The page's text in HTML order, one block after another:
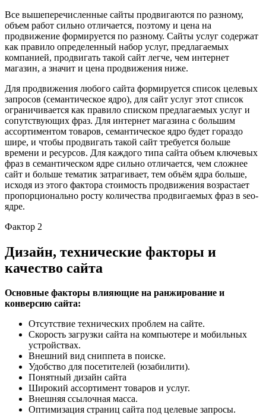
Все вышеперечисленные сайты продвигаются по разному,
объем работ сильно отличается, поэтому и цена на
продвижение формируется по разному. Сайты услуг содержат
как правило определенный набор услуг, предлагаемых
компанией, продвигать такой сайт легче, чем интернет
магазин, а значит и цена продвижения ниже.
Для продвижения любого сайта формируется список целевых
запросов (семантическое ядро), для сайт услуг этот список
ограничивается как правило списком предлагаемых услуг и
сопутствующих фраз. Для интернет магазина с большим
ассортиментом товаров, семантическое ядро будет гораздо
шире, и чтобы продвигать такой сайт требуется больше
времени и ресурсов. Для каждого типа сайта объем ключевых
фраз в семантическом ядре сильно отличается, чем сложнее
сайт и больше тематик затрагивает, тем объём ядра больше,
исходя из этого фактора стоимость продвижения возрастает
пропорционально росту количества продвигаемых фраз в seo-
ядре.
Фактор 2
Дизайн, технические факторы и
качество сайта
Основные факторы влияющие на ранжирование и
конверсию сайта:
Отсутствие технических проблем на сайте.
Скорость загрузки сайта на компьютере и мобильных
устройствах.
Внешний вид сниппета в поиске.
Удобство для посетителей (юзабилити).
Понятный дизайн сайта
Широкий ассортимент товаров и услуг.
Внешняя ссылочная масса.
Оптимизация страниц сайта под целевые запросы.